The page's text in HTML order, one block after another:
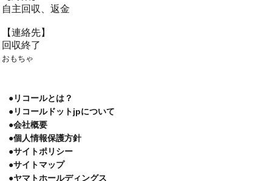
自主回収、返金
【連絡先】
回収終了
おもちゃ
●リコールとは？
●リコールドットjpについて
●会社概要
●個人情報保護方針
●サイトポリシー
●サイトマップ
●ヤマトホールディングス